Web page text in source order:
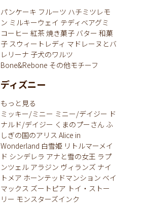
パンケーキ フルーツ ハチミツレモ
ン ミルキーウェイ テディベアグミ
コーヒー 紅茶焼き菓子 バター 和菓
子 スウィートレディ マドレーヌとバ
レリーナ 子犬のワルツ
Bone&Rebone その他モチーフ
ディズニー
もっと見る
ミッキー/ミニー ミニー/デイジー ド
ナルド/デイジー くまのプーさん ふ
しぎの国のアリス Alice in
Wonderland 白雪姫 リトルマーメイ
ド シンデレラ アナと雪の女王 ラプ
ンツェル アラジン ヴィランズ ナイ
トメア ホーンテッドマンション ベイ
マックス ズートピア トイ・ストー
リー モンスターズインク